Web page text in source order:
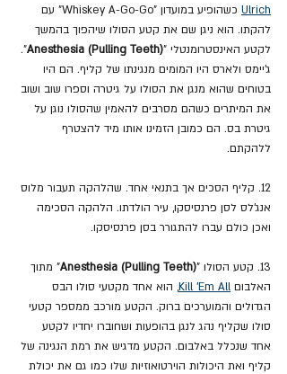
Ulrich
כשהופיע במועדון "Whiskey A-Go-Go" עם
להקתו. הוא ניגן שם את קטע הסולו שיהפוך בהמשך
לקטע האינסטרומנטלי "(Anesthesia (Pulling Teeth
".
ג'יימס ולארס היו המומים מנגינתו של קליף. הם היו
בטוחים שהוא מנגן את הסולו על גיטרה וספרו שוב ושוב
את המיתרים כשהם מסרבים להאמין שהסולו נוגן על
גיטרת בס. הם כמובן הזמינו אותו מיד להצטרף
ללהקתם.
12. קליף הסכים אך בתנאי אחד. שהלהקה תעבור מלוס
אנג'לס לסן פרנסיסקו, עיר הולדתו. הלהקה הסכימה
ואכן כולם עברו להתגורר בסן פרנסיסקו.
13. קטע הסולו " (Anesthesia (Pulling Teeth
" מתוך
האלבום Kill 'Em All, הוא אחד מקטעי סולו הבס
הגדולים והמוערכים ברוק. הקטע מורכב ממספר קטעי
סולו שקליף נהג לנגן בהופעות ושחוברו יחדיו לקטע
אחד שנכלל באלבום. הקטע מדגיש את רמת הנגינה של
קליף ואת היכולות הוירטואוזיות שלו כמו גם את יכולת